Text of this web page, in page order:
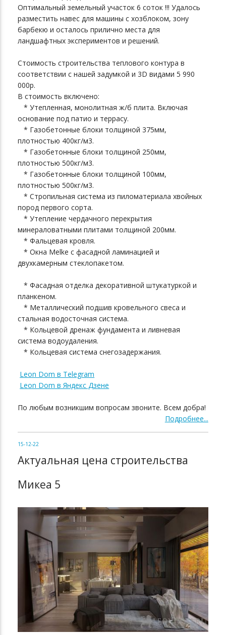
Оптимальный земельный участок 6 соток !!! Удалось
разместить навес для машины с хозблоком, зону
барбекю и осталось прилично места для
ландшафтных экспериментов и решений.
Стоимость строительства теплового контура в
соответствии с нашей задумкой и 3D видами 5 990
000р.
В стоимость включено:
* Утепленная, монолитная ж/б плита. Включая
основание под патио и террасу.
* Газобетонные блоки толщиной 375мм,
плотностью 400кг/м3.
* Газобетонные блоки толщиной 250мм,
плотностью 500кг/м3.
* Газобетонные блоки толщиной 100мм,
плотностью 500кг/м3.
* Стропильная система из пиломатериала хвойных
пород первого сорта.
* Утепление чердачного перекрытия
минераловатными плитами толщиной 200мм.
* Фальцевая кровля.
* Окна Melke c фасадной ламинацией и
двухкамерным стеклопакетом.
* Фасадная отделка декоративной штукатуркой и
планкеном.
* Металлический подшив кровельного свеса и
стальная водосточная система.
* Кольцевой дренаж фундамента и ливневая
система водоудаления.
* Кольцевая система снегозадержания.
Leon Dom в Telegram
Leon Dom в Яндекс Дзене
По любым возникшим вопросам звоните. Всем добра!
Подробнее...
15-12-22
Актуальная цена строительства
Микеа 5